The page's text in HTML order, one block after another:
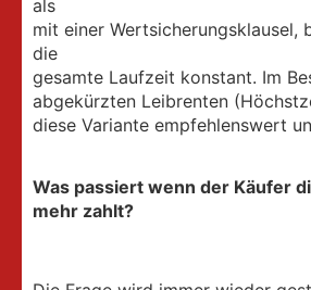
als
mit einer Wertsicherungsklausel,
die
gesamte Laufzeit konstant. Im
abgekürzten Leibrenten
diese Variante empfehlenswert
Was passiert wenn der Käufer
mehr zahlt?